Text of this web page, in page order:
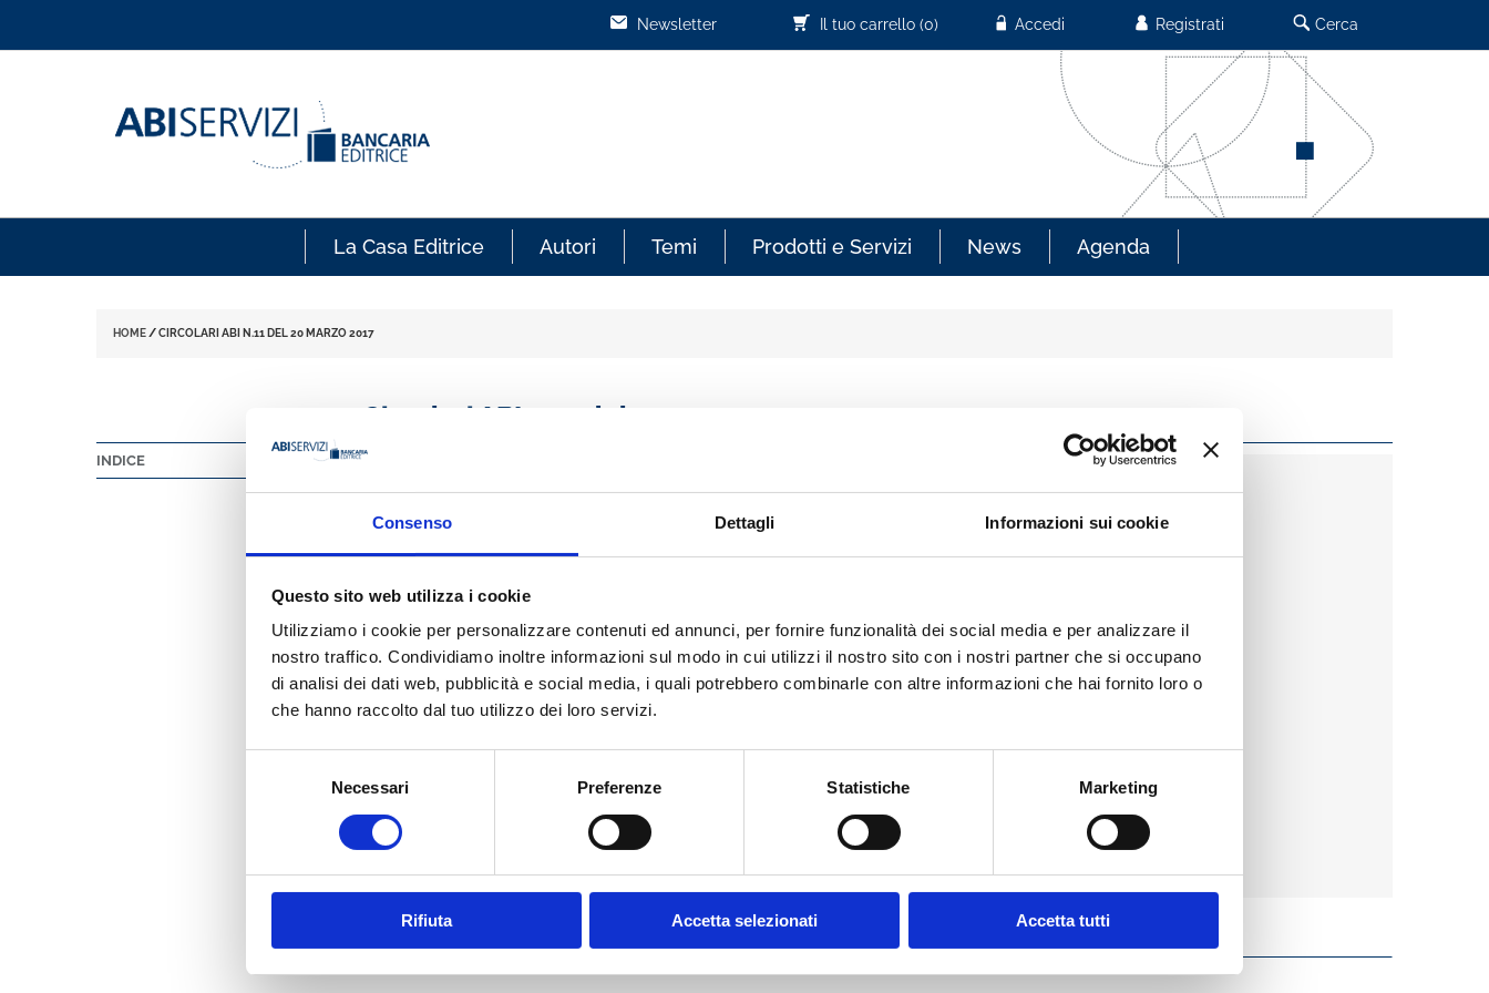
Consenso Dettagli Informazioni sui cookie
Questo sito web utilizza i cookie
Utilizziamo i cookie per personalizzare contenuti ed annunci, per fornire funzionalità dei social media e per analizzare il
nostro traffico. Condividiamo inoltre informazioni sul modo in cui utilizzi il nostro sito con i nostri partner che si occupano
di analisi dei dati web, pubblicità e social media, i quali potrebbero combinarle con altre informazioni che hai fornito loro o
che hanno raccolto dal tuo utilizzo dei loro servizi.
Necessari Preferenze Statistiche Marketing
Rifiuta Accetta selezionati Accetta tutti
Cerca
Registrati
Accedi
Il tuo carrello (0)
Newsletter
La Casa Editrice Autori Temi Prodotti e Servizi News Agenda
HOME /CIRCOLARI ABI N.11 DEL 20 MARZO 2017
INDICE
Circolari ABI n.11 del 20 marzo 2017
Anno
2017
Prezzo Copertina
€ 15,00
IVA assolta dall'editore
Condividi
Indice